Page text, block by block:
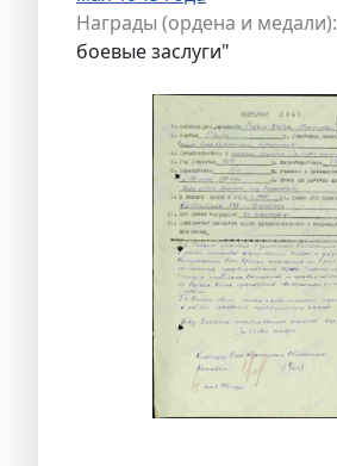
Награды (ордена и медали):
боевые заслуги"